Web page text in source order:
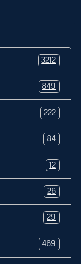
3212
849
222
84
12
26
29
469